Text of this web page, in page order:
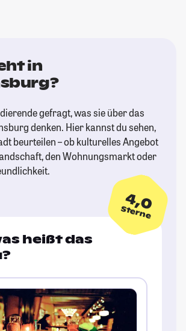
in
gefragt, was sie über das
denken. Hier kannst du sehen,
beurteilen – ob kulturelles Angebot
den Wohnungsmarkt oder
4,0
Sterne
heißt das